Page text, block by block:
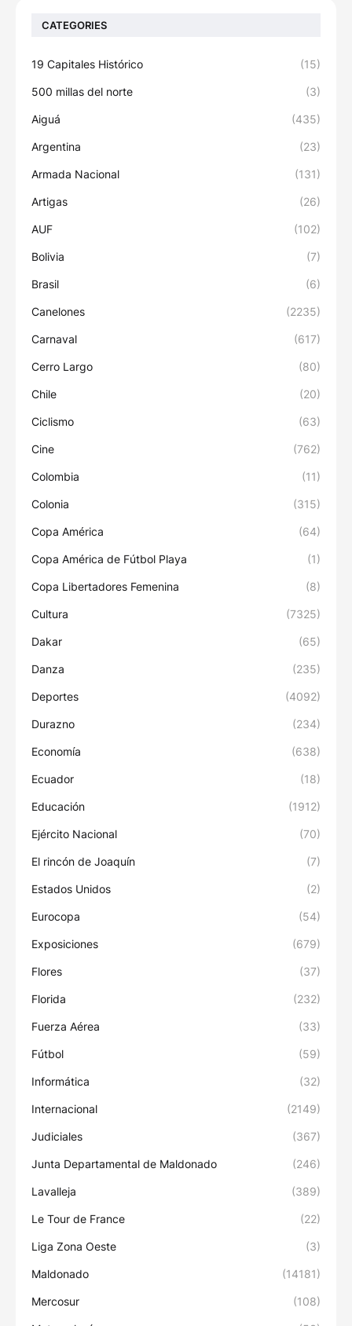
CATEGORIES
19 Capitales Histórico (15)
500 millas del norte (3)
Aiguá (435)
Argentina (23)
Armada Nacional (131)
Artigas (26)
AUF (102)
Bolivia (7)
Brasil (6)
Canelones (2235)
Carnaval (617)
Cerro Largo (80)
Chile (20)
Ciclismo (63)
Cine (762)
Colombia (11)
Colonia (315)
Copa América (64)
Copa América de Fútbol Playa (1)
Copa Libertadores Femenina (8)
Cultura (7325)
Dakar (65)
Danza (235)
Deportes (4092)
Durazno (234)
Economía (638)
Ecuador (18)
Educación (1912)
Ejército Nacional (70)
El rincón de Joaquín (7)
Estados Unidos (2)
Eurocopa (54)
Exposiciones (679)
Flores (37)
Florida (232)
Fuerza Aérea (33)
Fútbol (59)
Informática (32)
Internacional (2149)
Judiciales (367)
Junta Departamental de Maldonado (246)
Lavalleja (389)
Le Tour de France (22)
Liga Zona Oeste (3)
Maldonado (14181)
Mercosur (108)